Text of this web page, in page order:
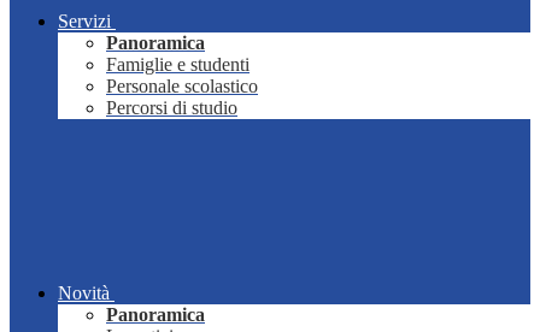
Servizi
Panoramica
Famiglie e studenti
Personale scolastico
Percorsi di studio
Novità
Panoramica